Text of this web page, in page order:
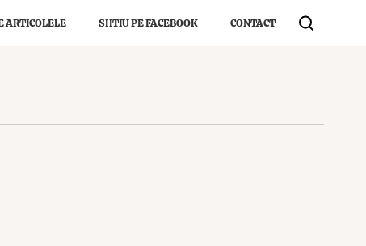
ARTICOLELE SHTIU PE FACEBOOK CONTACT